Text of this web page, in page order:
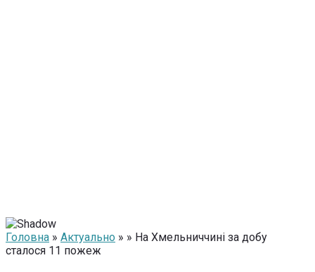
Головна » Актуально » » На Хмельниччині за добу
сталося 11 пожеж